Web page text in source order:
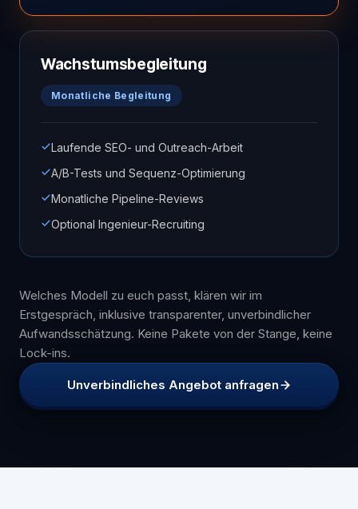
Wachstumsbegleitung
Monatliche Begleitung
Laufende SEO- und Outreach-Arbeit
A/B-Tests und Sequenz-Optimierung
Monatliche Pipeline-Reviews
Optional Ingenieur-Recruiting
Welches Modell zu euch passt, klären wir im
Erstgespräch, inklusive transparenter, unverbindlicher
Aufwandsschätzung. Keine Pakete von der Stange, keine
Lock-ins.
Unverbindliches Angebot anfragen